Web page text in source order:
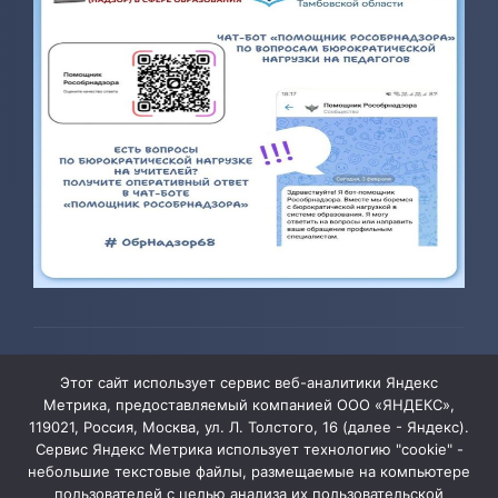
юношества»
Администрация сайта уведомляет, что информация,
Этот сайт использует сервис веб-аналитики Яндекс
Метрика, предоставляемый компанией ООО «ЯНДЕКС»,
119021, Россия, Москва, ул. Л. Толстого, 16 (далее - Яндекс).
Сервис Яндекс Метрика использует технологию "cookie" -
небольшие текстовые файлы, размещаемые на компьютере
пользователей с целью анализа их пользовательской